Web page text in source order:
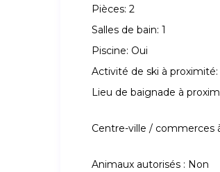
Pièces: 2
Salles de bain: 1
Piscine: Oui
Activité de ski à proximité:
Lieu de baignade à
Centre-ville / commerces
Animaux autorisés : Non